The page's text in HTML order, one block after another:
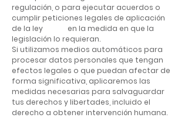
regulación, o para ejecutar acuerdos o
cumplir peticiones legales de aplicación
de la ley en la medida en que la
legislación lo requieran.
Si utilizamos medios automáticos para
procesar datos personales que tengan
efectos legales o que puedan afectar de
forma significativa, aplicaremos las
medidas necesarias para salvaguardar
tus derechos y libertades, incluido el
derecho a obtener intervención humana.